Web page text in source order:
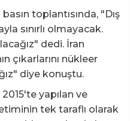
toplantısında, "Dış
sınırlı olmayacak.
dedi. İran
çıkarlarını nükleer
diye konuştu.
yapılan ve
tek taraflı olarak